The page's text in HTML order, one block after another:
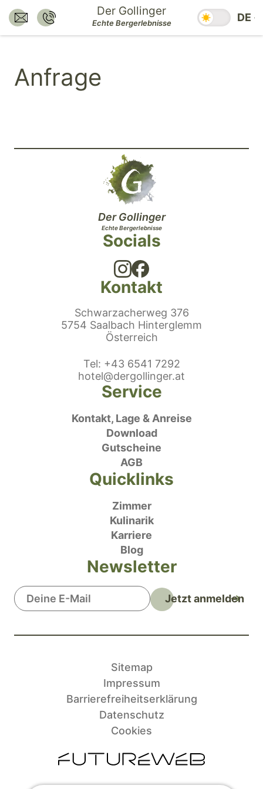
Zum
Inhalt
springen.
Hauptmenü
springen.
E-Mail senden an:
hotel@dergollinger.at
Nummer anrufen:
+43 6541 7292
Der Gollinger
Echte Bergerlebnisse DE
Anfrage
Socials
Kontakt
Schwarzacherweg 376
5754 Saalbach Hinterglemm
Österreich
Telefonnummer
: +43 6541 7292
E-Mail:
hotel@dergollinger.at
Service
Kontakt, Lage & Anreise
Download
Gutscheine
AGB
Der Gollinger
Echte Bergerlebnisse
Quicklinks
Zimmer
Kulinarik
Karriere
Blog
Newsletter
Jetzt anmelden
Sitemap
Impressum
Barrierefreiheitserklärung
Datenschutz
Cookies